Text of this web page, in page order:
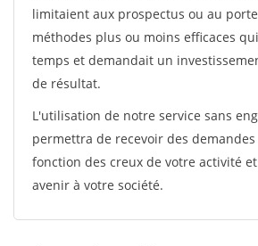
limitaient aux prospectus ou au
méthodes plus ou moins efficaces
temps et demandait un
de résultat.
L'utilisation de notre service sans
permettra de recevoir des
fonction des creux de votre activité
avenir à votre société.